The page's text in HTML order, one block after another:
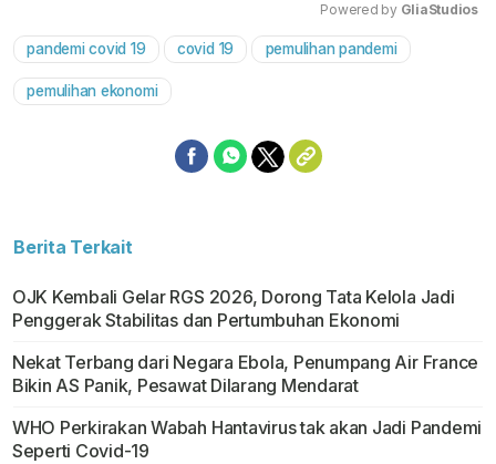
Mute
Powered by GliaStudios
pandemi covid 19 covid 19 pemulihan pandemi
pemulihan ekonomi
Berita Terkait
OJK Kembali Gelar RGS 2026, Dorong Tata Kelola Jadi
Penggerak Stabilitas dan Pertumbuhan Ekonomi
Nekat Terbang dari Negara Ebola, Penumpang Air France
Bikin AS Panik, Pesawat Dilarang Mendarat
WHO Perkirakan Wabah Hantavirus tak akan Jadi Pandemi
Seperti Covid-19